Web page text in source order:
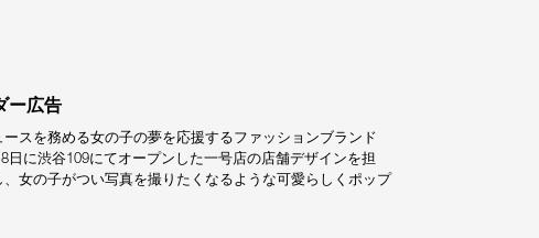
ー広告
スを務める女の子の夢を応援するファッションブランド
日に渋谷109にてオープンした一号店の店舗デザインを担
女の子がつい写真を撮りたくなるような可愛らしくポップ